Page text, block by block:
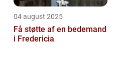
04 august 2025
Få støtte af en bedemand
i Fredericia